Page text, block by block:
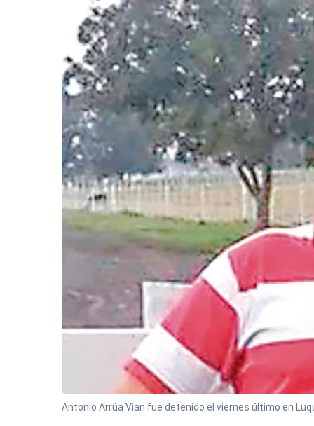
Antonio Arrúa Vian fue detenido el viernes último en